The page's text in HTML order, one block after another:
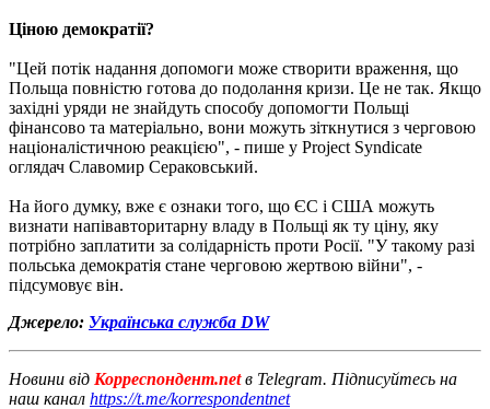
Ціною демократії?
"Цей потік надання допомоги може створити враження, що
Польща повністю готова до подолання кризи. Це не так. Якщо
західні уряди не знайдуть способу допомогти Польщі
фінансово та матеріально, вони можуть зіткнутися з черговою
націоналістичною реакцією", - пише у Project Syndicate
оглядач Славомир Сераковський.
На його думку, вже є ознаки того, що ЄС і США можуть
визнати напівавторитарну владу в Польщі як ту ціну, яку
потрібно заплатити за солідарність проти Росії. "У такому разі
польська демократія стане черговою жертвою війни", -
підсумовує він.
Джерело: Українська служба DW
Новини від Корреспондент.netв Telegram. Підписуйтесь на
наш канал https://t.me/korrespondentnet